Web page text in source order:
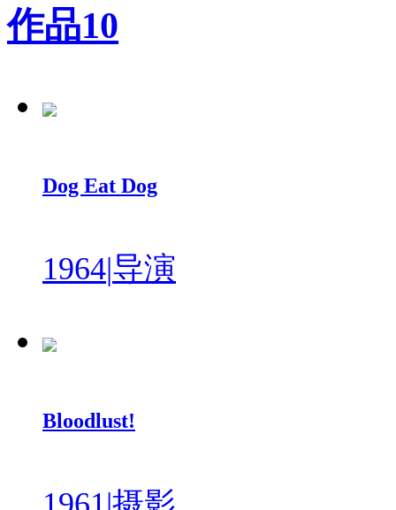
作品10
Dog Eat Dog
1964|导演
Bloodlust!